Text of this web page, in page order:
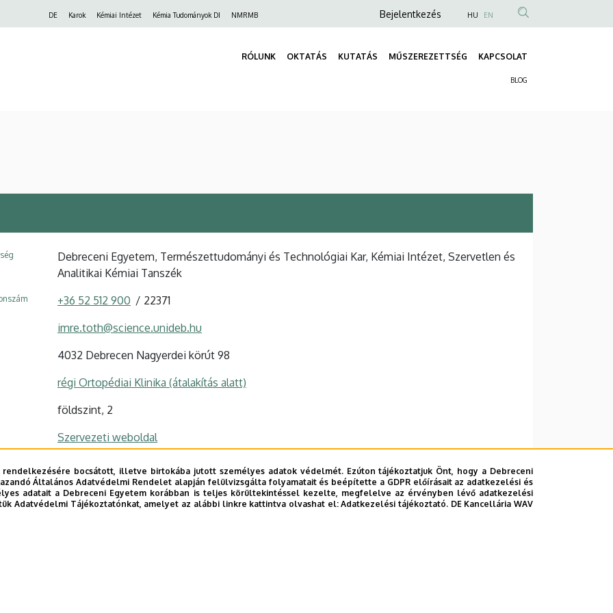
Felső
DE Karok Kémiai Intézet Kémia Tudományok DI NMRMB
Anonim
fiók
Bejelentkezés HU EN
RÓLUNK OKTATÁS KUTATÁS MŰSZEREZETTSÉG KAPCSOLAT
BLOG
Debreceni Egyetem, Természettudományi és Technológiai Kar, Kémiai Intézet, Szervetlen és
Analitikai Kémiai Tanszék
+36 52 512 900 22371
imre.toth@science.unideb.hu
4032 Debrecen Nagyerdei körút 98
régi Ortopédiai Klinika (átalakítás alatt)
földszint, 2
Szervezeti weboldal
Tudóstér profil
bocsátott, illetve birtokába jutott személyes adatok védelmét. Ezúton tájékoztatjuk Önt, hogy a Debreceni
Általános Adatvédelmi Rendelet alapján felülvizsgálta folyamatait és beépítette a GDPR előírásait az adatkezelési és
adatait a Debreceni Egyetem korábban is teljes körültekintéssel kezelte, megfelelve az érvényben lévő adatkezelési
Adatvédelmi Tájékoztatónkat, amelyet az alábbi linkre kattintva olvashat el:Adatkezelési tájékoztató. DE Kancellária WAV